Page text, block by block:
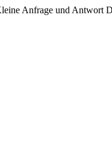
Anfrage und Antwort